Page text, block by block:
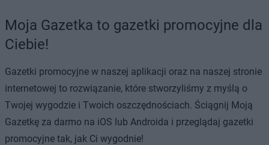
Moja Gazetka to gazetki promocyjne dla
Ciebie!
Gazetki promocyjne w naszej aplikacji oraz na naszej stronie
internetowej to rozwiązanie, które stworzyliśmy z myślą o
Twojej wygodzie i Twoich oszczędnościach. Ściągnij Moją
Gazetkę za darmo na iOS lub Androida i przeglądaj gazetki
promocyjne tak, jak Ci wygodnie!